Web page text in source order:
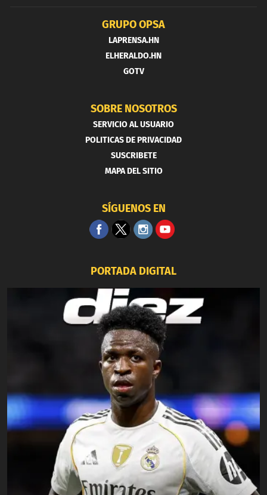
GRUPO OPSA
LAPRENSA.HN
ELHERALDO.HN
GOTV
SOBRE NOSOTROS
SERVICIO AL USUARIO
POLITICAS DE PRIVACIDAD
SUSCRIBETE
MAPA DEL SITIO
SÍGUENOS EN
PORTADA DIGITAL